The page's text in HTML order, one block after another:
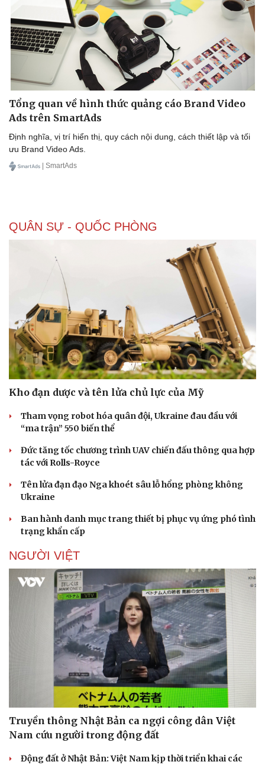
Tư vấn
Săn Tour
check-in
Câu chuyện thời sự
Cửa sổ tình yêu
Kể chuyện cho bé
Tổng quan về hình thức quảng cáo Brand Video
Ads trên SmartAds
Định nghĩa, vị trí hiển thị, quy cách nội dung, cách thiết lập và tối
ưu Brand Video Ads.
| SmartAds
QUÂN SỰ - QUỐC PHÒNG
Kho đạn dược và tên lửa chủ lực của Mỹ
Tham vọng robot hóa quân đội, Ukraine đau đầu với
“ma trận” 550 biến thể
Đức tăng tốc chương trình UAV chiến đấu thông qua hợp
tác với Rolls-Royce
Tên lửa đạn đạo Nga khoét sâu lỗ hổng phòng không
Ukraine
Ban hành danh mục trang thiết bị phục vụ ứng phó tình
trạng khẩn cấp
NGƯỜI VIỆT
Truyền thông Nhật Bản ca ngợi công dân Việt
Nam cứu người trong động đất
Động đất ở Nhật Bản: Việt Nam kịp thời triển khai các